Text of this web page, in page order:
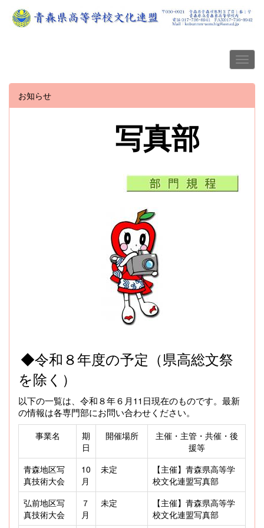
お知らせ
写真部
◆令和８年度の予定（県高総文祭
を除く）
以下の一覧は、令和８年６月11日現在のものです。最新
の情報は各専門部にお問い合わせください。
事業名
期
日
開催場所
主催・主管・共催・後
援等
青森地区写
真技術大会
10
月
未定
【主催】青森県高等学
校文化連盟写真部
弘前地区写
真技術大会
７
月
未定
【主催】青森県高等学
校文化連盟写真部